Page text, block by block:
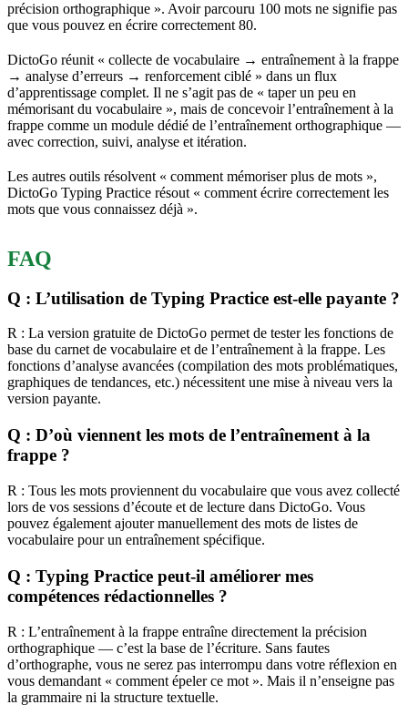
précision orthographique ». Avoir parcouru 100 mots ne signifie pas
que vous pouvez en écrire correctement 80.
DictoGo réunit « collecte de vocabulaire → entraînement à la frappe
→ analyse d’erreurs → renforcement ciblé » dans un flux
d’apprentissage complet. Il ne s’agit pas de « taper un peu en
mémorisant du vocabulaire », mais de concevoir l’entraînement à la
frappe comme un module dédié de l’entraînement orthographique —
avec correction, suivi, analyse et itération.
Les autres outils résolvent « comment mémoriser plus de mots »,
DictoGo Typing Practice résout « comment écrire correctement les
mots que vous connaissez déjà ».
FAQ
Q : L’utilisation de Typing Practice est-elle payante ?
R : La version gratuite de DictoGo permet de tester les fonctions de
base du carnet de vocabulaire et de l’entraînement à la frappe. Les
fonctions d’analyse avancées (compilation des mots problématiques,
graphiques de tendances, etc.) nécessitent une mise à niveau vers la
version payante.
Q : D’où viennent les mots de l’entraînement à la
frappe ?
R : Tous les mots proviennent du vocabulaire que vous avez collecté
lors de vos sessions d’écoute et de lecture dans DictoGo. Vous
pouvez également ajouter manuellement des mots de listes de
vocabulaire pour un entraînement spécifique.
Q : Typing Practice peut-il améliorer mes
compétences rédactionnelles ?
R : L’entraînement à la frappe entraîne directement la précision
orthographique — c’est la base de l’écriture. Sans fautes
d’orthographe, vous ne serez pas interrompu dans votre réflexion en
vous demandant « comment épeler ce mot ». Mais il n’enseigne pas
la grammaire ni la structure textuelle.